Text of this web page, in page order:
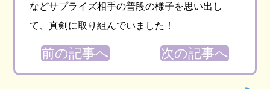
などサプライズ相手の普段の様子を思い出し
て、真剣に取り組んでいました！
前の記事へ 次の記事へ